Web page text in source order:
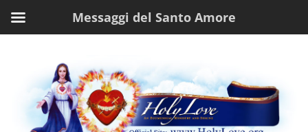
Messaggi del Santo Amore